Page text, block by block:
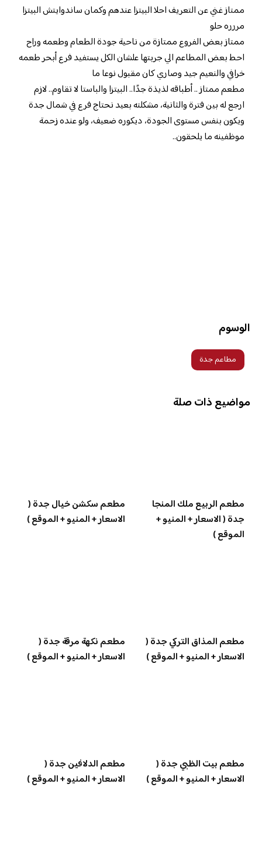
ممتاز غني عن التعريف احلا البيتزا عندهم وكمان ساندوايتش البيتزا
مررره حلو
ممتاز بعض الفروع ممتازة من ناحية جودة الطعام وطعمه وراح
احط بعض المطاعم الي جربتها علشان الكل يستفيد فرع أبحر طعمه
خرافي والنعيم جيد وصاري كان مقبول نوعا ما
مطعم ممتاز .. أطباقه لذيذة جدًا.. البيتزا والباستا لا تقاوم.. لازم
ارجع له بين فترة والثانية، مشكلته بعيد نحتاج فرع في شمال جدة
ويكون بنفس مستوى الجودة، ديكوره ضعيف، ولو عنده زحمة
موظفينه ما يلحقون..
الوسوم
مطاعم جدة
مواضيع ذات صلة
مطعم الربيع ملك المنجا
جدة ( الاسعار + المنيو +
الموقع )
مطعم سكشن خيال جدة (
الاسعار + المنيو + الموقع )
مطعم المذاق التركي جدة (
الاسعار + المنيو + الموقع )
مطعم نكهة مرقة جدة (
الاسعار + المنيو + الموقع )
مطعم بيت الظبي جدة (
الاسعار + المنيو + الموقع )
مطعم الدلافين جدة (
الاسعار + المنيو + الموقع )